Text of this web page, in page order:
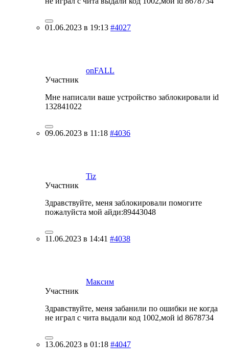
01.06.2023 в 19:13 #4027
onFALL
Участник
Мне написали ваше устройство заблокировали id
132841022
09.06.2023 в 11:18 #4036
Tiz
Участник
Здравствуйте, меня заблокировали помогите
пожалуйста мой айди:89443048
11.06.2023 в 14:41 #4038
Максим
Участник
Здравствуйте, меня забанили по ошибки не когда
не играл с чита выдали код 1002,мой id 8678734
13.06.2023 в 01:18 #4047